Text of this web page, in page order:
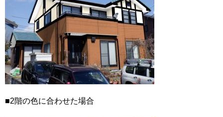
■2階の色に合わせた場合